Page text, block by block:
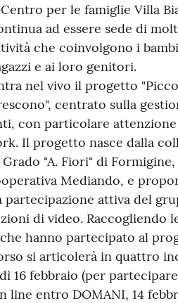
per le famiglie Villa
ad essere sede di
che coinvolgono i
e ai loro genitori.
nel vivo il progetto
centrato sulla
con particolare attenzione
Il progetto nasce dalla
"A. Fiori" di
Mediando, e
attiva del
di video. Raccogliendo
hanno partecipato al
si articolerà in quattro
16 febbraio (per
line entro DOMANI, 14